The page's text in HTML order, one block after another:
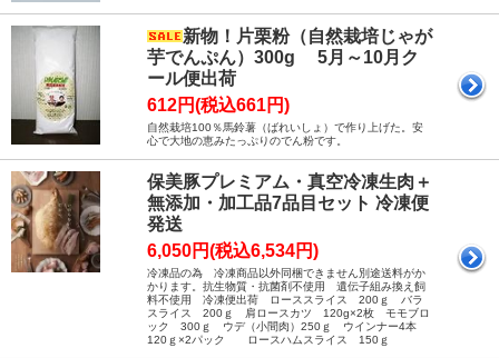
新物！片栗粉（自然栽培じゃが
芋でんぷん）300g 5月～10月ク
ール便出荷
612円(税込661円)
自然栽培100％馬鈴薯（ばれいしょ）で作り上げた。安
心で大地の恵みたっぷりのでん粉です。
保美豚プレミアム・真空冷凍生肉＋
無添加・加工品7品目セット 冷凍便
発送
6,050円(税込6,534円)
冷凍品の為 冷凍商品以外同梱できません別途送料がか
かります。抗生物質・抗菌剤不使用 遺伝子組み換え飼
料不使用 冷凍便出荷 ローススライス 200ｇ バラ
スライス 200ｇ 肩ロースカツ 120g×2枚 モモブロ
ック 300ｇ ウデ（小間肉）250ｇ ウインナー4本
120ｇ×2パック ロースハムスライス 150ｇ